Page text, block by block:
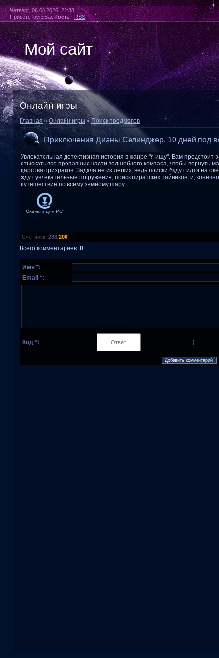
Четверг, 06.08.2026, 22:38
Приветствую Вас Гость|RSS
Мой сайт
Онлайн игры
Главная »Онлайн игры »Поиск предметов
Приключения Дианы Селинджер. 10 дней под
Увлекательная детективная история в жанре "я ищу". Вам предстоит
отыскать все пропавшие части волшебного компаса, чтобы вернуть
царства призраков. Задача не из легких, ведь поиски будут идти на
ждут увлекательные погружения, поиск пиратских тайников, и,
путешествие по всему земному шару.
Скачать для PC
Счетчики: 288/206
Всего комментариев: 0
Имя *:
Email *:
Код *: